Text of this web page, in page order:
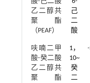
乙二醇共
聚酯
（PEAF）
己
二
酸
呋喃二甲
酸-癸二酸
乙二醇共
聚酯
1，
10~
癸
二